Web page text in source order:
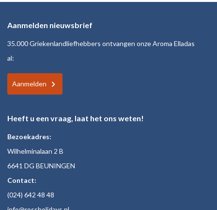
Aanmelden nieuwsbrief
35.000 Griekenlandliefhebbers ontvangen onze Aroma Elladas
al:
Aanmelden
Heeft u een vraag, laat het ons weten!
Bezoekadres:
Wilhelminalaan 2 B
6641 DG BEUNINGEN
Contact:
(024) 642 48 48